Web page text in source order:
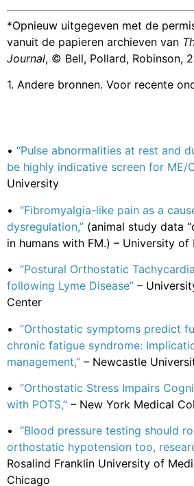
*Opnieuw uitgegeven met de
vanuit de papieren archieven van
Journal, © Bell, Pollard, Robinson,
1. Andere bronnen. Voor recente
• “Pulse abnormalities at rest and
be highly indicative screen for ME/
University
• “Fibromyalgia-like pain as a
dysregulation,” (animal study data
in humans with FM.) – University of
• “Postural Orthostatic
following Lyme Disease” –
Center
• “Orthostatic symptoms predict
chronic fatigue syndrome:
management,” – Newcastle
• “Orthostatic Stress Impairs
with POTS,” – New York Medical
• “Blood pressure testing should
orthostatic hypotension too,
Rosalind Franklin University of
Chicago